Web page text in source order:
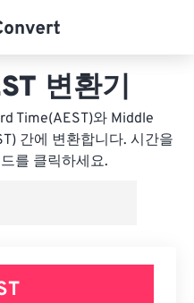
변환기
Time(AEST)와 Middle
간에 변환합니다. 시간을
를 클릭하세요.